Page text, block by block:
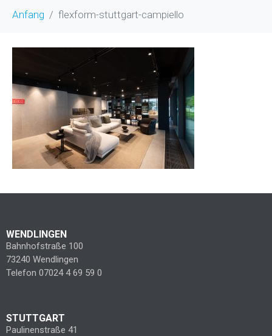
Anfang flexform-stuttgart-campiello
WENDLINGEN
Bahnhofstraße 100
73240 Wendlingen
Telefon 07024 4 69 59 0
STUTTGART
Paulinenstraße 41